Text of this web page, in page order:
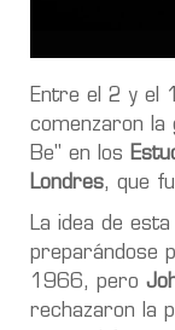
Entre el 2 y el
comenzaron la
Be" en los
Londres, que
La idea de
preparándose
1966, pero
rechazaron la